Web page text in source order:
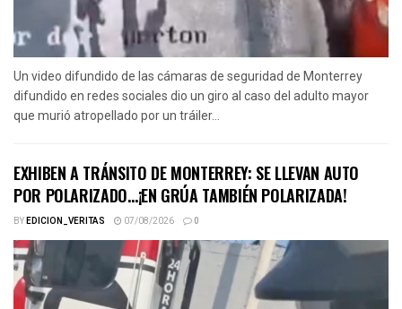
Un video difundido de las cámaras de seguridad de Monterrey
difundido en redes sociales dio un giro al caso del adulto mayor
que murió atropellado por un tráiler...
EXHIBEN A TRÁNSITO DE MONTERREY: SE LLEVAN AUTO
POR POLARIZADO…¡EN GRÚA TAMBIÉN POLARIZADA!
BYEDICION_VERITAS 07/08/2026 0